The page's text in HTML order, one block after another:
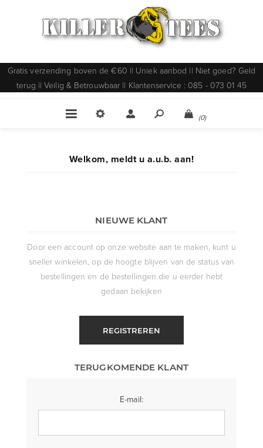
Gratis verzending boven de €60 || Uniek aanbod || Niet goed? Geld
terug || Veilig & Betrouwbaar || Klantenservice : 085 - 073 01 45
(0)
Welkom, meldt u a.u.b. aan!
NIEUWE KLANT
Door een account op onze website aan te maken, kunt u
sneller winkelen, op de hoogte blijven van de status van
bestellingen en de bestellingen die u eerder hebt
gedaan bekijken
REGISTREREN
TERUGKOMENDE KLANT
E-mail: